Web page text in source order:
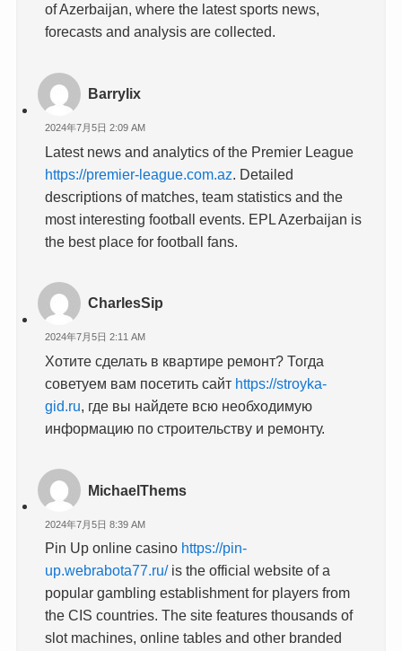
of Azerbaijan, where the latest sports news,
forecasts and analysis are collected.
Barrylix
2024年7月5日 2:09 AM
Latest news and analytics of the Premier League
https://premier-league.com.az. Detailed
descriptions of matches, team statistics and the
most interesting football events. EPL Azerbaijan is
the best place for football fans.
CharlesSip
2024年7月5日 2:11 AM
Хотите сделать в квартире ремонт? Тогда
советуем вам посетить сайт https://stroyka-
gid.ru, где вы найдете всю необходимую
информацию по строительству и ремонту.
MichaelThems
2024年7月5日 8:39 AM
Pin Up online casino https://pin-
up.webrabota77.ru/is the official website of a
popular gambling establishment for players from
the CIS countries. The site features thousands of
slot machines, online tables and other branded